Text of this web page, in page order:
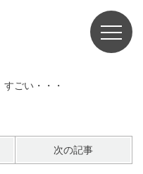
すごい・・・
次の記事